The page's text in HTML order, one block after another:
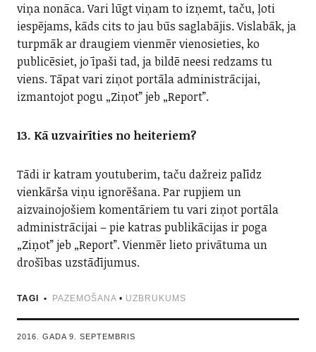
viņa nonāca. Vari lūgt viņam to izņemt, taču, ļoti
iespējams, kāds cits to jau būs saglabājis. Vislabāk, ja
turpmāk ar draugiem vienmēr vienosieties, ko
publicēsiet, jo īpaši tad, ja bildē neesi redzams tu
viens. Tāpat vari ziņot portāla administrācijai,
izmantojot pogu „Ziņot” jeb „Report”.
13. Kā uzvairīties no heiteriem?
Tādi ir katram youtuberim, taču dažreiz palīdz
vienkārša viņu ignorēšana. Par rupjiem un
aizvainojošiem komentāriem tu vari ziņot portāla
administrācijai – pie katras publikācijas ir poga
„Ziņot” jeb „Report”. Vienmēr lieto privātuma un
drošības uzstādījumus.
TAGI PAZEMOŠANA• UZBRUKUMS
2016. GADA 9. SEPTEMBRIS